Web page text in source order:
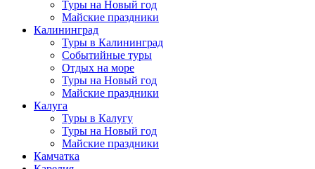
Туры на Новый год
Майские праздники
Калининград
Туры в Калининград
Событийные туры
Отдых на море
Туры на Новый год
Майские праздники
Калуга
Туры в Калугу
Туры на Новый год
Майские праздники
Камчатка